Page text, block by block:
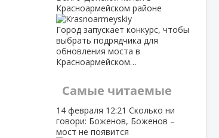
Красноармейском районе
Город запускает конкурс, чтобы
выбрать подрядчика для
обновления моста в
Красноармейском…
Самые читаемые
14 февраля 12:21 Сколько ни
говори: Боженов, Боженов –
мост не появится